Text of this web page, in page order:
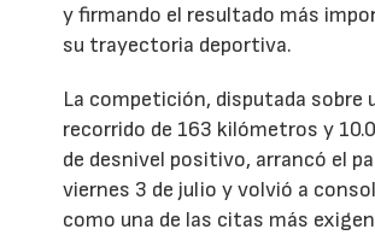
y firmando el resultado más
su trayectoria deportiva.
La competición, disputada sobre
recorrido de 163 kilómetros y
de desnivel positivo, arrancó el
viernes 3 de julio y volvió a
como una de las citas más